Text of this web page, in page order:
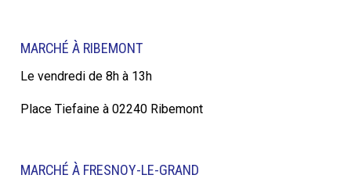
MARCHÉ À RIBEMONT
Le vendredi de 8h à 13h
Place Tiefaine à 02240 Ribemont
MARCHÉ À FRESNOY-LE-GRAND